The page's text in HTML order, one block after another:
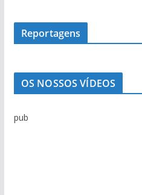
d
o
í
Reportagens
OS NOSSOS VÍDEOS
pub